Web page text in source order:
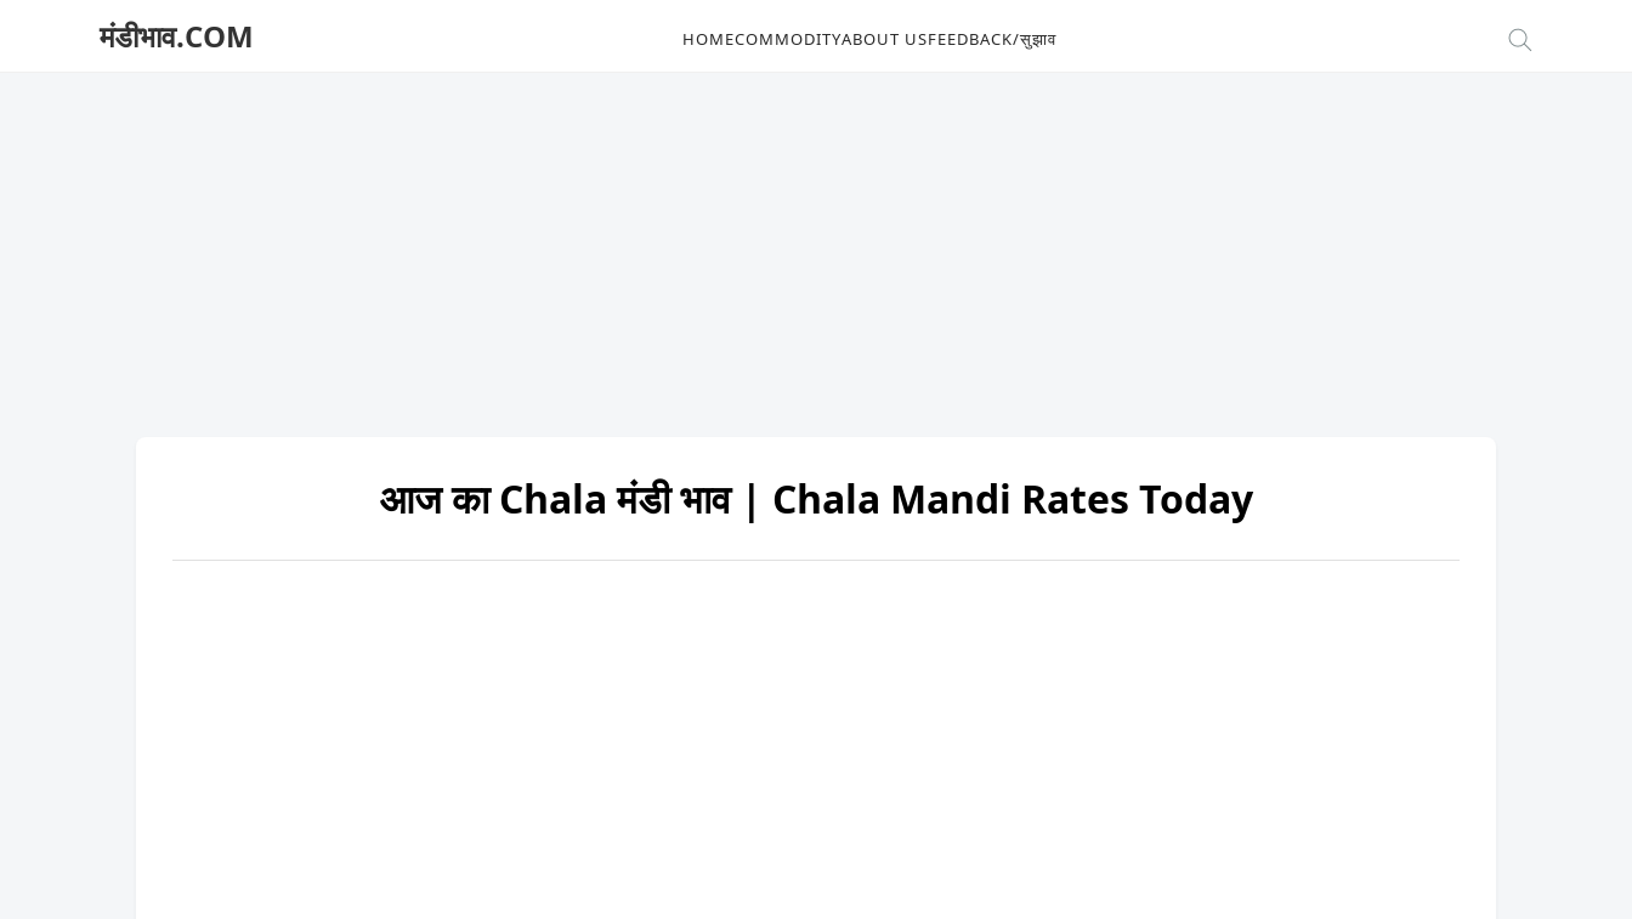
मंडीभाव.COM HOMECOMMODITYABOUT USFEEDBACK/सुझाव
आज का Chala मंडी भाव | Chala Mandi Rates Today